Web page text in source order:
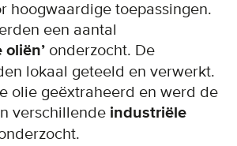
hoogwaardige toepassingen.
een aantal
oliën’ onderzocht. De
lokaal geteeld en verwerkt.
olie geëxtraheerd en werd de
verschillende industriële